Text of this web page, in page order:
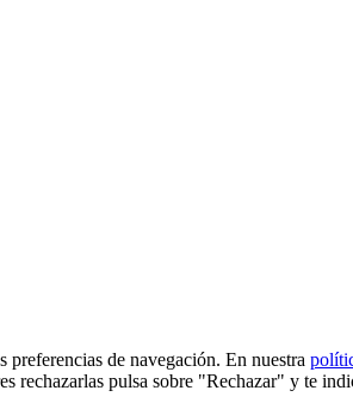
de navegación. En nuestra
rechazarlas pulsa sobre "Rechazar" y te